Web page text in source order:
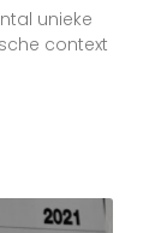
unieke
context